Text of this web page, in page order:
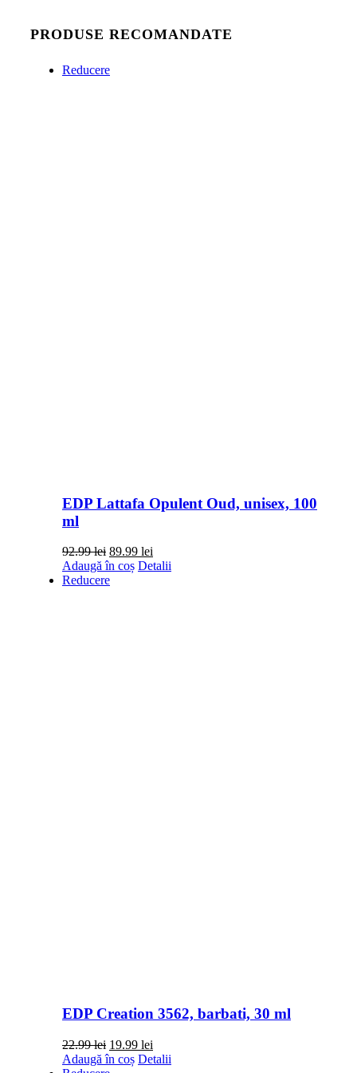
PRODUSE RECOMANDATE
Reducere
EDP Lattafa Opulent Oud, unisex, 100
ml
92.99lei Prețul
inițial
a
89.99 leiPrețul
curent
Adaugă în coș Detalii
Reducere
EDP Creation 3562, barbati, 30 ml
22.99lei Prețul
inițial
19.99 leiPrețul
curent
Adaugă în coș Detalii